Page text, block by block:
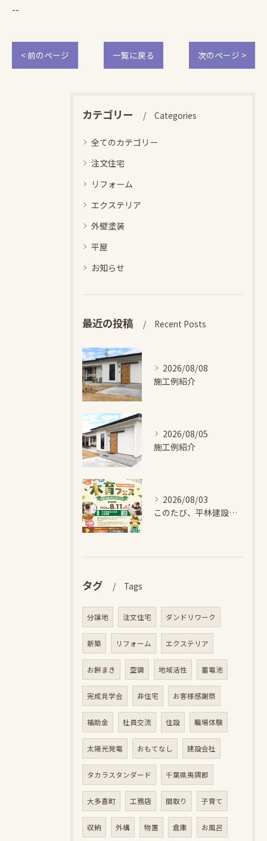
--
< 前のページ 一覧に戻る 次のページ >
カテゴリー Categories
全てのカテゴリー
注文住宅
リフォーム
エクステリア
外壁塗装
平屋
お知らせ
最近の投稿 Recent Posts
2026/08/08
施工例紹介
2026/08/05
施工例紹介
2026/08/03
このたび、平林建設では、お子さまが木とふれあい・木について学...
タグ Tags
分譲地 注文住宅 ダンドリワーク
新築 リフォーム エクステリア
お餅まき 空調 地域活性 蓄電池
完成見学会 非住宅 お客様感謝祭
補助金 社員交流 住設 職場体験
太陽光発電 おもてなし 建設会社
タカラスタンダード 千葉県夷隅郡
大多喜町 工務店 間取り 子育て
収納 外構 物置 倉庫 お風呂